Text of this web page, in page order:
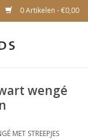
0 Artikelen - €0,00
wengé
MET STREEPJES